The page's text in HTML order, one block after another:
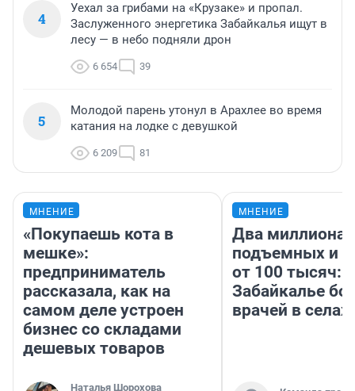
4
Уехал за грибами на «Крузаке» и пропал.
Заслуженного энергетика Забайкалья ищут в
лесу — в небо подняли дрон
6 654 39
5
Молодой парень утонул в Арахлее во время
катания на лодке с девушкой
6 209 81
МНЕНИЕ
«Покупаешь кота в
мешке»:
предприниматель
рассказала, как на
самом деле устроен
бизнес со складами
дешевых товаров
Наталья Шорохова
МНЕНИЕ
Два миллиона
подъемных и
от 100 тысяч:
Забайкалье
врачей в селах